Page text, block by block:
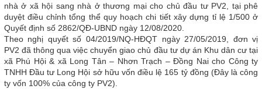
nhà ở xã hội sang nhà ở thương mại cho chủ đầu tư PV2, tại phê
duyệt điều chỉnh tổng thể quy hoạch chi tiết xây dựng tỉ lệ 1/500 ở
Quyết định số 2862/QĐ-UBND ngày 12/08/2020.
Theo nghị quyết số 04/2019/NQ-HĐQT ngày 27/05/2019, đơn vị
PV2 đã thông qua việc chuyển giao chủ đầu tư dự án Khu dân cư tại
xã Phú Hội & xã Long Tân – Nhơn Trạch – Đồng Nai cho Công ty
TNHH Đầu tư Long Hội sở hữu vốn điều lệ 165 tỷ đồng (Đây là công
ty vốn 100% của công ty PV2).